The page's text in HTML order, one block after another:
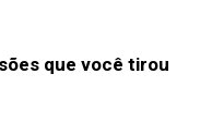
que você tirou